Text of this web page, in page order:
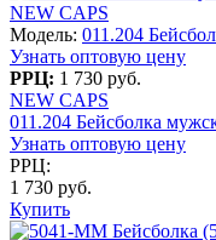
NEW CAPS
Модель: 011.204
Узнать оптовую цену
РРЦ: 1 730 руб.
NEW CAPS
011.204 Бейсболка
Узнать оптовую цену
РРЦ:
1 730 руб.
Купить